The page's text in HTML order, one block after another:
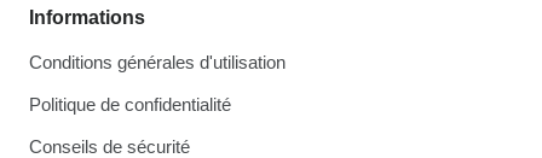
Informations
Conditions générales d'utilisation
Politique de confidentialité
Conseils de sécurité